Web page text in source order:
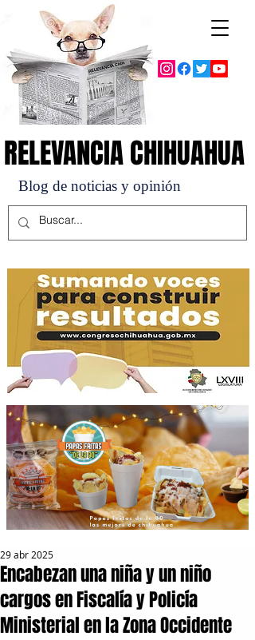
Blog de noticias y opinión
RELEVANCIA CHIHUAHUA
RELEVANCIA CHIHUAHUA
Encabezan una niña y un niño
cargos en Fiscalía y Policía
Ministerial en la Zona Occidente
29 abr 2025